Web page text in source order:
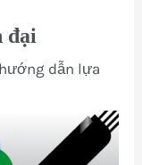
đại
dẫn lựa